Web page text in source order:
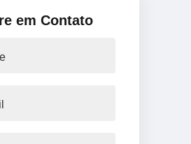
em Contato